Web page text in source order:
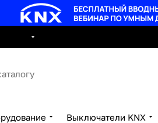
Выключатели KNX